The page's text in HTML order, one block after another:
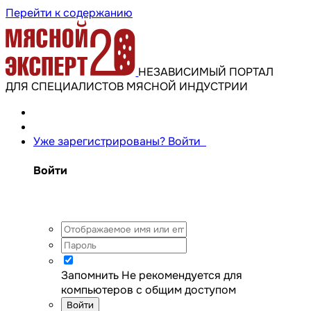
Перейти к содержанию
НЕЗАВИСИМЫЙ ПОРТАЛ
ДЛЯ СПЕЦИАЛИСТОВ МЯСНОЙ ИНДУСТРИИ
Уже зарегистрированы? Войти
Войти
Запомнить Не рекомендуется для
компьютеров с общим доступом
Войти